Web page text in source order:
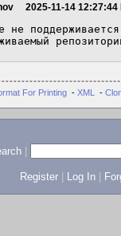
2025-11-14 12:27:44
не
For Printing - XML -
Register
Log In